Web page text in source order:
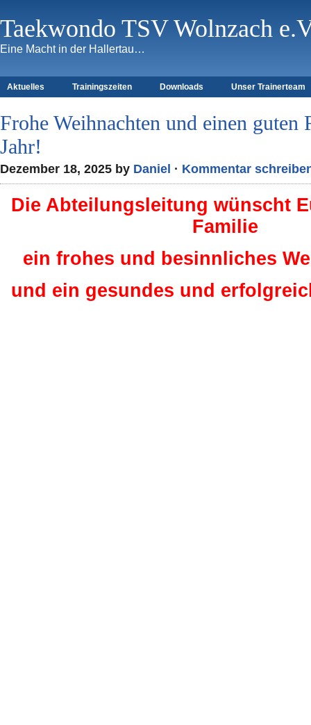
Taekwondo TSV Wolnzach
Eine Macht in der Hallertau…
Aktuelles Trainingszeiten Downloads Unser Trainerteam
Frohe Weihnachten und einen guten
Jahr!
Dezember 18, 2025 by Daniel · Kommentar
Die Abteilungsleitung wünscht
Familie
ein frohes und besinnliches
und ein gesundes und